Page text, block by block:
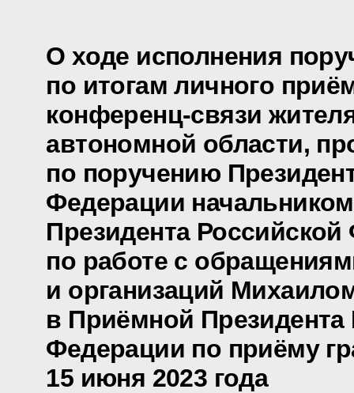
О ходе исполнения
по итогам личного
конференц-связи
автономной области,
по поручению
Федерации
Президента
по работе с
и организаций
в Приёмной Президента
Федерации по приёму
15 июня 2023 года